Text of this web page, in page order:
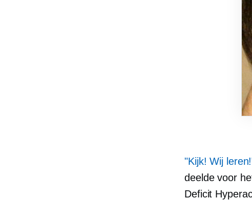
"Kijk! Wij
deelde voor
Deficit